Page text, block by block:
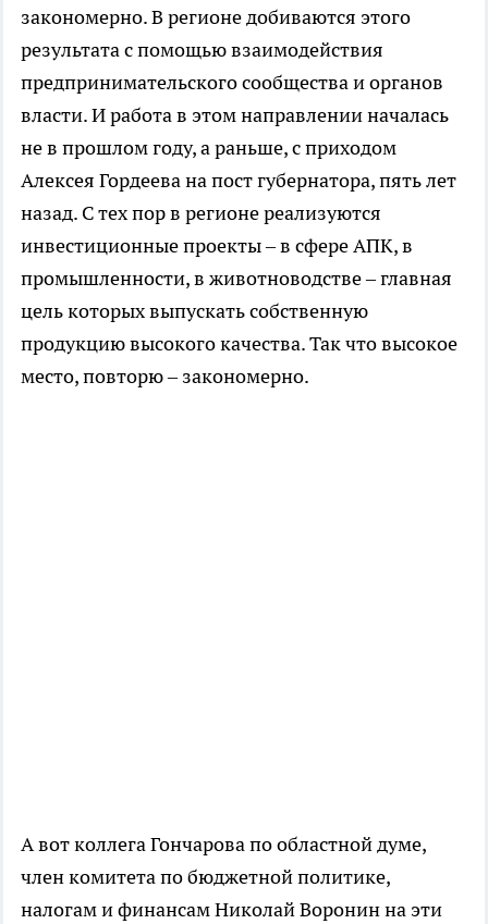
закономерно. В регионе добиваются этого
результата с помощью взаимодействия
предпринимательского сообщества и органов
власти. И работа в этом направлении началась
не в прошлом году, а раньше, с приходом
Алексея Гордеева на пост губернатора, пять лет
назад. С тех пор в регионе реализуются
инвестиционные проекты – в сфере АПК, в
промышленности, в животноводстве – главная
цель которых выпускать собственную
продукцию высокого качества. Так что высокое
место, повторю – закономерно.
А вот коллега Гончарова по областной думе,
член комитета по бюджетной политике,
налогам и финансам Николай Воронин на эти